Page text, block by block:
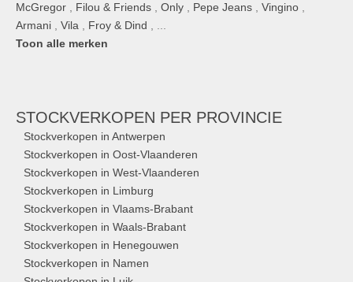
McGregor
Filou & Friends Only Pepe Jeans Vingino
Armani
Vila Froy & Dind
Toon alle merken
STOCKVERKOPEN PER PROVINCIE
Stockverkopen in Antwerpen
Stockverkopen in Oost-Vlaanderen
Stockverkopen in West-Vlaanderen
Stockverkopen in Limburg
Stockverkopen in Vlaams-Brabant
Stockverkopen in Waals-Brabant
Stockverkopen in Henegouwen
Stockverkopen in Namen